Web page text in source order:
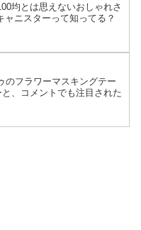
均とは思えないおしゃれさ
ニスターって知ってる？
のフラワーマスキングテー
、コメントでも注目された